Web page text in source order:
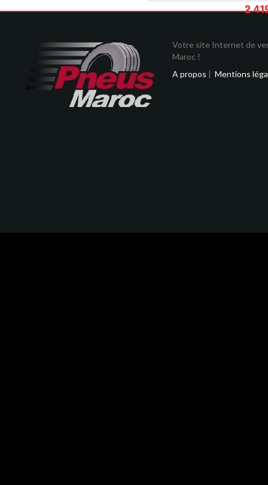
2
Votre site Internet de
Maroc !
A propos | Mentions